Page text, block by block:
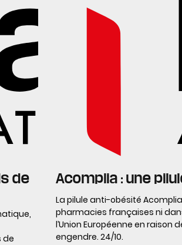
de
de
Acomplia : une
La pilule anti-obésité
pharmacies françaises ni
l’Union Européenne en raison
engendre. 24/10.